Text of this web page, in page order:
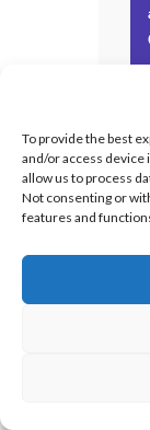
To provide the best
and/or access
allow us to process
Not consenting or
features and
·
No